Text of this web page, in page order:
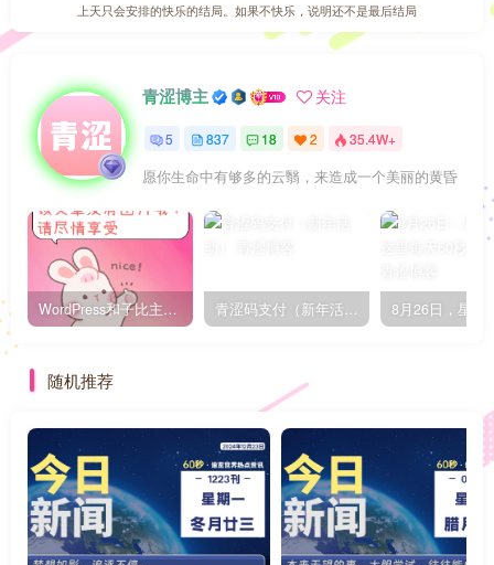
上天只会安排的快乐的结局。如果不快乐，说明还不是最后结局
青涩博主 关注
5 837 18 2 35.4W+
愿你生命中有够多的云翳，来造成一个美丽的黄昏
WordPress和子比主题模板&网站美化方法教程-已更新到:23-01-8 青涩码支付（新年活动）
随机推荐